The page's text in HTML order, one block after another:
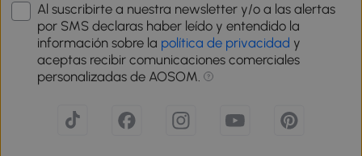
Al suscribirte a nuestra newsletter y/o a las alertas
por SMS declaras haber leído y entendido la
información sobre la política de privacidad y
aceptas recibir comunicaciones comerciales
personalizadas de AOSOM.